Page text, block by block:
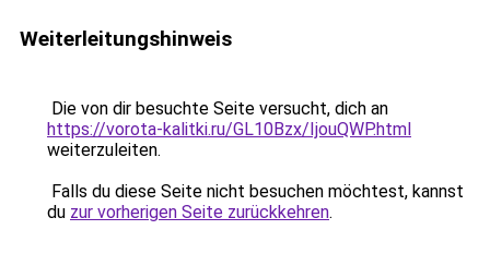
Weiterleitungshinweis
Die von dir besuchte Seite versucht, dich an
https://vorota-kalitki.ru/GL10Bzx/IjouQWP.html
weiterzuleiten.
Falls du diese Seite nicht besuchen möchtest, kannst
du zur vorherigen Seite zurückkehren.